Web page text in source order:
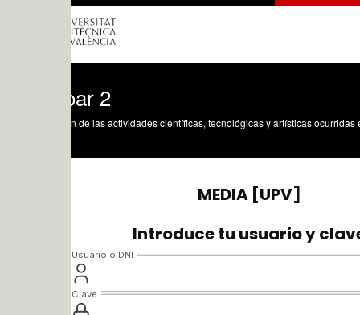
de las actividades científicas, tecnológicas y artísticas ocurridas en los tres